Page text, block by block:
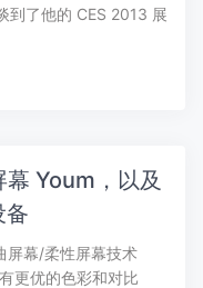
了他的 CES 2013 展
Youm，以及
屏幕/柔性屏幕技术
更优的色彩和对比